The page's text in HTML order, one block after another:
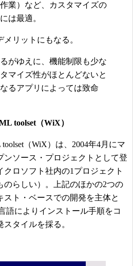
業）など、カスタマイズの
は最適。
リットにもなる。
がゆえに、機能制限も少な
マイズ性がほとんどないと
るアプリによっては致命
toolset（WiX）
（WiX）は、2004年4月にマ
ンソース・プロジェクトとして登
ロソフト社内の1プロジェクト
のらしい）。上記のほかの2つの
スト・ベースでの開発を主体と
語によりインストール手順をコ
タイルを採る。